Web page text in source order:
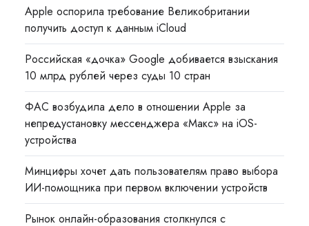
Apple оспорила требование Великобритании
получить доступ к данным iCloud
Российская «дочка» Google добивается взыскания
10 млрд рублей через суды 10 стран
ФАС возбудила дело в отношении Apple за
непредустановку мессенджера «Макс» на iOS-
устройства
Минцифры хочет дать пользователям право выбора
ИИ-помощника при первом включении устройств
Рынок онлайн-образования столкнулся с